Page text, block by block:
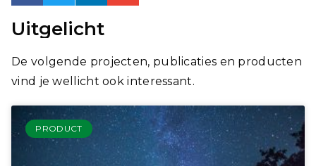
Uitgelicht
De volgende projecten, publicaties en producten
vind je wellicht ook interessant.
PRODUCT